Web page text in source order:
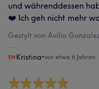
und währenddessen
❤️ Ich geh nicht mehr
Gestylt von Avilio
Kristina•vor etwa 6 Jahren